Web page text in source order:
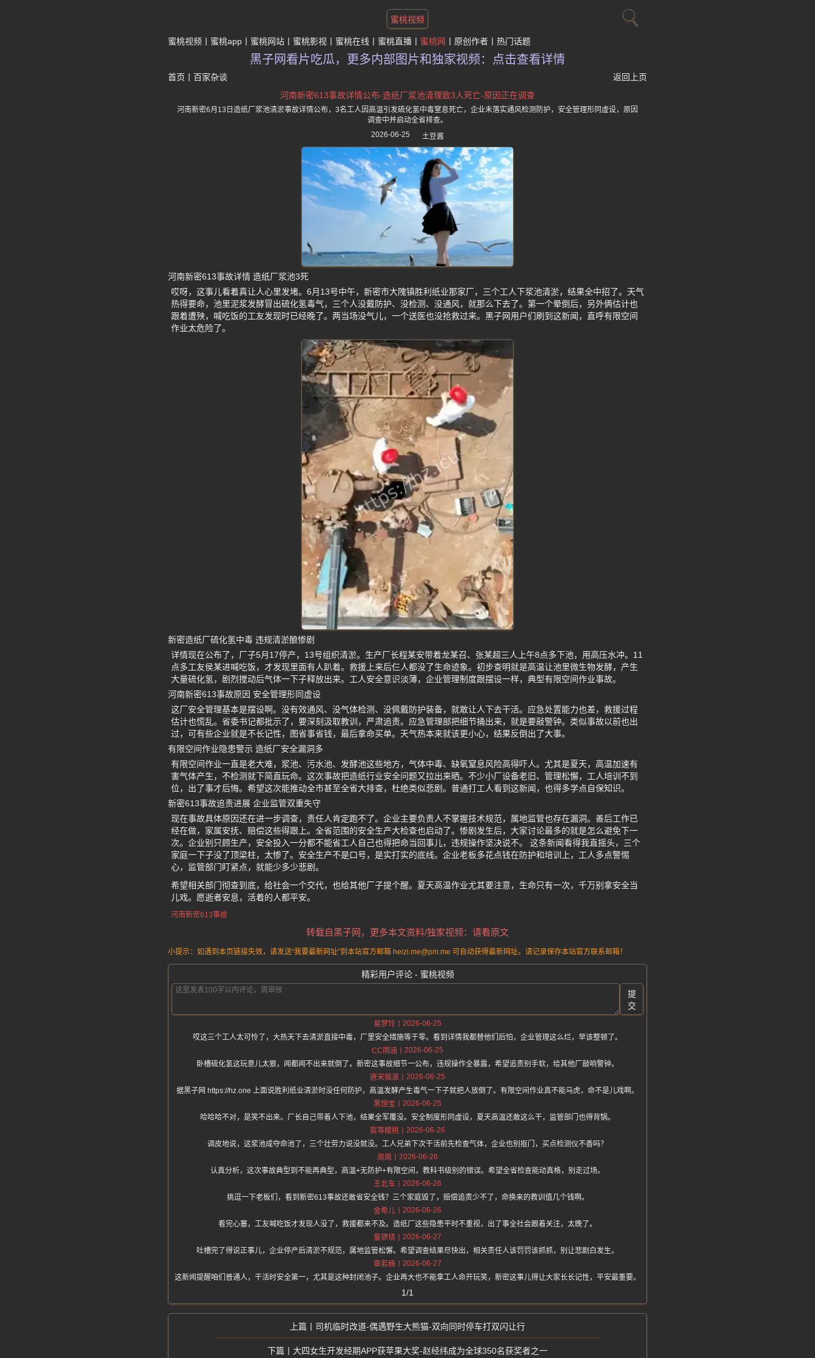
蜜桃视频
蜜桃视频 蜜桃app 蜜桃网站 蜜桃影视 蜜桃在线 蜜桃直播 蜜桃网 原创作者 热门话题
黑子网看片吃瓜，更多内部图片和独家视频：点击查看详情
首页 百家杂谈
返回上页
河南新密613事故详情公布-造纸厂浆池清理致3人死亡-原因正在调查
河南新密6月13日造纸厂浆池清淤事故详情公布，3名工人因高温引发硫化氢中毒窒息死亡，企业未落实通风检测防护，安全管理形同虚设，原因
调查中并启动全省排查。
2026-06-25
土豆酱
河南新密613事故详情 造纸厂浆池3死
哎呀，这事儿看着真让人心里发堵。6月13号中午，新密市大隗镇胜利纸业那家厂，三个工人下浆池清淤，结果全中招了。天气
热得要命，池里泥浆发酵冒出硫化氢毒气，三个人没戴防护、没检测、没通风，就那么下去了。第一个晕倒后，另外俩估计也
跟着遭殃，喊吃饭的工友发现时已经晚了。两当场没气儿，一个送医也没抢救过来。黑子网用户们刷到这新闻，直呼有限空间
作业太危险了。
新密造纸厂硫化氢中毒 违规清淤酿惨剧
详情现在公布了，厂子5月17停产，13号组织清淤。生产厂长程某安带着龙某召、张某超三人上午8点多下池，用高压水冲。11
点多工友侯某进喊吃饭，才发现里面有人趴着。救援上来后仨人都没了生命迹象。初步查明就是高温让池里微生物发酵，产生
大量硫化氢，剧烈搅动后气体一下子释放出来。工人安全意识淡薄，企业管理制度跟摆设一样，典型有限空间作业事故。
河南新密613事故原因 安全管理形同虚设
这厂安全管理基本是摆设啊。没有效通风、没气体检测、没佩戴防护装备，就敢让人下去干活。应急处置能力也差，救援过程
估计也慌乱。省委书记都批示了，要深刻汲取教训，严肃追责。应急管理部把细节捅出来，就是要敲警钟。类似事故以前也出
过，可有些企业就是不长记性，图省事省钱，最后拿命买单。天气热本来就该更小心，结果反倒出了大事。
有限空间作业隐患警示 造纸厂安全漏洞多
有限空间作业一直是老大难，浆池、污水池、发酵池这些地方，气体中毒、缺氧窒息风险高得吓人。尤其是夏天，高温加速有
害气体产生，不检测就下简直玩命。这次事故把造纸行业安全问题又拉出来晒。不少小厂设备老旧、管理松懈，工人培训不到
位，出了事才后悔。希望这次能推动全市甚至全省大排查，杜绝类似悲剧。普通打工人看到这新闻，也得多学点自保知识。
新密613事故追责进展 企业监管双重失守
现在事故具体原因还在进一步调查，责任人肯定跑不了。企业主要负责人不掌握技术规范，属地监管也存在漏洞。善后工作已
经在做，家属安抚、赔偿这些得跟上。全省范围的安全生产大检查也启动了。惨剧发生后，大家讨论最多的就是怎么避免下一
次。企业别只顾生产，安全投入一分都不能省工人自己也得把命当回事儿，违规操作坚决说不。 这条新闻看得我直摇头，三个
家庭一下子没了顶梁柱，太惨了。安全生产不是口号，是实打实的底线。企业老板多花点钱在防护和培训上，工人多点警惕
心，监管部门盯紧点，就能少多少悲剧。
希望相关部门彻查到底，给社会一个交代，也给其他厂子提个醒。夏天高温作业尤其要注意，生命只有一次，千万别拿安全当
儿戏。愿逝者安息，活着的人都平安。
河南新密613事故
转载自黑子网，更多本文资料/独家视频：请看原文
小提示：如遇到本页链接失效，请发送“我要最新网址”到本站官方邮箱 heizi.me@pm.me 可自动获得最新网址。请记录保存本站官方联系邮箱！
精彩用户评论 - 蜜桃视频
提
交
易梦玲
2026-06-25
哎这三个工人太可怜了，大热天下去清淤直接中毒，厂里安全措施等于零。看到详情我都替他们后怕，企业管理这么烂，早该整顿了。
CC雨涵
2026-06-25
卧槽硫化氢这玩意儿太狠，闻都闻不出来就倒了。新密这事故细节一公布，违规操作全暴露，希望追责别手软，给其他厂敲响警钟。
唐宋摇滚
2026-06-25
据黑子网 https://hz.one 上面说胜利纸业清淤时没任何防护，高温发酵产生毒气一下子就把人放倒了。有限空间作业真不能马虎，命不是儿戏啊。
黑饱宝
2026-06-25
哈哈哈不对，是笑不出来。厂长自己带着人下池，结果全军覆没。安全制度形同虚设，夏天高温还敢这么干，监管部门也得背锅。
宸荨糭桃
2026-06-26
调皮地说，这浆池成夺命池了，三个壮劳力说没就没。工人兄弟下次干活前先检查气体，企业也别抠门，买点检测仪不香吗？
周周
2026-06-26
认真分析，这次事故典型到不能再典型，高温+无防护+有限空间，教科书级别的错误。希望全省检查能动真格，别走过场。
王北车
2026-06-26
挑逗一下老板们，看到新密613事故还敢省安全钱？三个家庭毁了，赔偿追责少不了，命换来的教训值几个钱啊。
金希儿
2026-06-26
看完心塞，工友喊吃饭才发现人没了，救援都来不及。造纸厂这些隐患平时不重视，出了事全社会跟着关注，太晚了。
童锣烧
2026-06-27
吐槽完了得说正事儿，企业停产后清淤不规范，属地监管松懈。希望调查结果尽快出，相关责任人该罚罚该抓抓，别让悲剧白发生。
章若楠
2026-06-27
这新闻提醒咱们普通人，干活时安全第一，尤其是这种封闭池子。企业再大也不能拿工人命开玩笑，新密这事儿得让大家长长记性，平安最重要。
1/1
司机临时改道-偶遇野生大熊猫-双向同时停车打双闪让行
大四女生开发经期APP获苹果大奖-赵经纬成为全球350名获奖者之一